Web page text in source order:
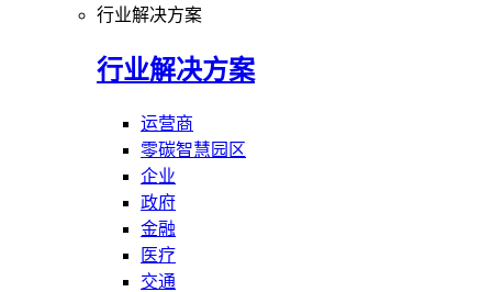
行业解决方案
行业解决方案
运营商
零碳智慧园区
企业
政府
金融
医疗
交通